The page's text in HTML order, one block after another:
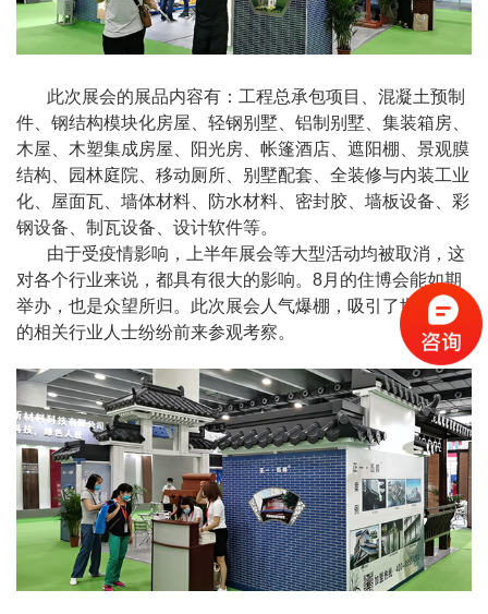
此次展会的展品内容有：工程总承包项目、混凝土预制
件、钢结构模块化房屋、轻钢别墅、铝制别墅、集装箱房、
木屋、木塑集成房屋、阳光房、帐篷酒店、遮阳棚、景观膜
结构、园林庭院、移动厕所、别墅配套、全装修与内装工业
化、屋面瓦、墙体材料、防水材料、密封胶、墙板设备、彩
钢设备、制瓦设备、设计软件等。
由于受疫情影响，上半年展会等大型活动均被取消，这
对各个行业来说，都具有很大的影响。8月的住博会能如期
举办，也是众望所归。此次展会人气爆棚，吸引了世界各地
的相关行业人士纷纷前来参观考察。